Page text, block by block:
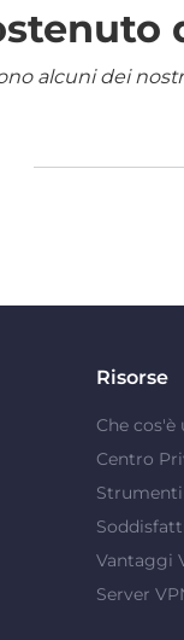
alcuni dei
Risorse
Che cos'è
Centro
Vantaggi
Server